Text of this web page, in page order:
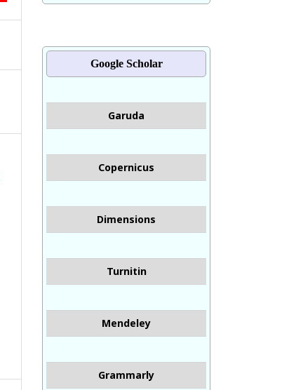
Google Scholar
Garuda
Copernicus
Dimensions
Turnitin
Mendeley
Grammarly